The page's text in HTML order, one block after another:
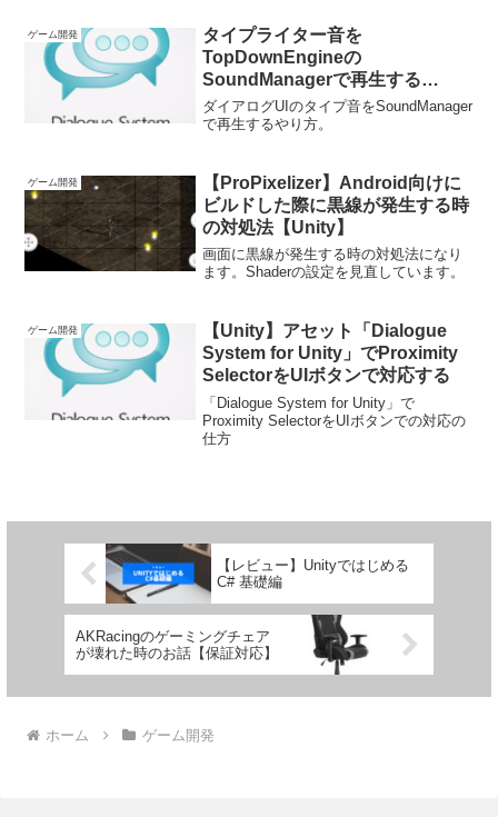
ゲーム開発
タイプライター音を
TopDownEngineの
SoundManagerで再生する
【Dialogue System for Unity】
ダイアログUIのタイプ音をSoundManager
で再生するやり方。
ゲーム開発
【ProPixelizer】Android向けに
ビルドした際に黒線が発生する時
の対処法【Unity】
画面に黒線が発生する時の対処法になり
ます。Shaderの設定を見直しています。
ゲーム開発
【Unity】アセット「Dialogue
System for Unity」でProximity
SelectorをUIボタンで対応する
「Dialogue System for Unity」で
Proximity SelectorをUIボタンでの対応の
仕方
【レビュー】Unityではじめる
C# 基礎編
AKRacingのゲーミングチェア
が壊れた時のお話【保証対応】
ホーム ゲーム開発